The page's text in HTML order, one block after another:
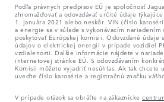
Podľa právnych predpisov EÚ je spoločnosť
zhromažďovať a odovzdávať určité údaje
1. januára 2021 alebo neskôr. VIN (číslo
a energie sa v súlade s vykonávacím
poskytovať Európskej komisii. Odovzdané údaje
údajov o elektrickej energii v prípade vozidiel
vzdialenosti. Ďalšie informácie nájdete v
internetovej stránke EÚ. S odovzdávaním
Komisii môžete vyjadriť nesúhlas. Ak tak chcete
uveďte číslo karosérie a registračnú značku
V prípade otázok sa obráťte na zákaznícke